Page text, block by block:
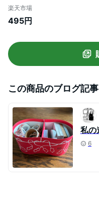
い おしゃれ 白いお皿
100枚入 日本製 マルモ
楽天市場
495円
この商品のブログ記事
私の
6